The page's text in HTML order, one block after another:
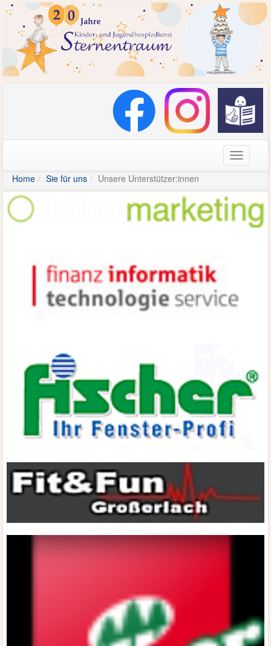
Home
Sie für uns Unsere Unterstützer:innen